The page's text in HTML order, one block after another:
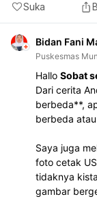
Suka
Bidan Fani
Puskesmas
Hallo Sobat
Dari cerita
berbeda**,
berbeda
Saya juga
foto cetak
tidaknya
gambar